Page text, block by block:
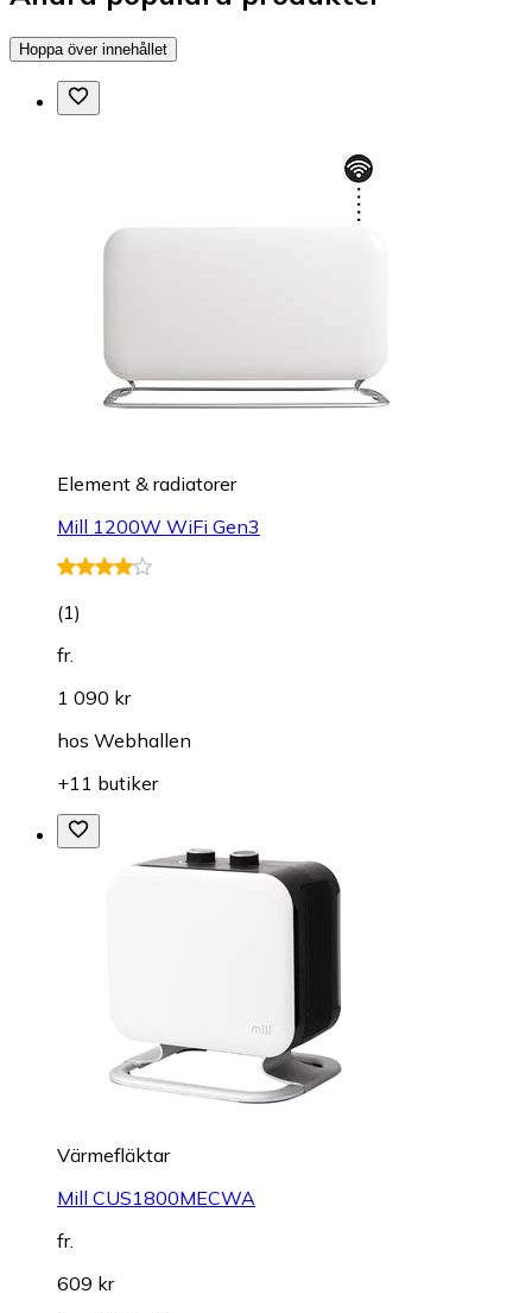
Hoppa över innehållet
Element & radiatorer
Mill 1200W WiFi Gen3
(1)
fr.
1 090 kr
hos Webhallen
+11 butiker
Värmefläktar
Mill CUS1800MECWA
fr.
609 kr